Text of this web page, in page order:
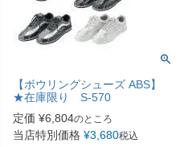
【ボウリングシューズ ABS】
★在庫限り S-570
定価 ¥6,804のところ
当店特別価格 ¥3,680税込